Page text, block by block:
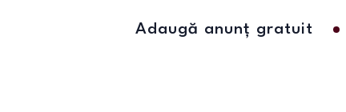
Adaugă anunț gratuit